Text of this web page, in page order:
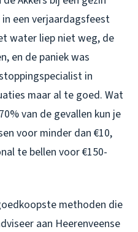
een verjaardagsfeest
water liep niet weg, de
en de paniek was
in
maar al te goed. Wat
van de gevallen kun je
voor minder dan €10,
te bellen voor €150-
methoden die
aan Heerenveense